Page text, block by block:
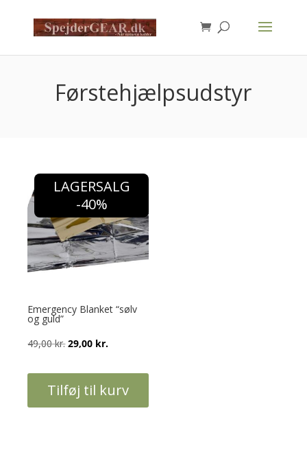
search
Førstehjælpsudstyr
LAGERSALG
-40%
Emergency Blanket “sølv
og guld”
49,00kr.Den
var:
29,00 kr.Den
er:
Tilføj til kurv